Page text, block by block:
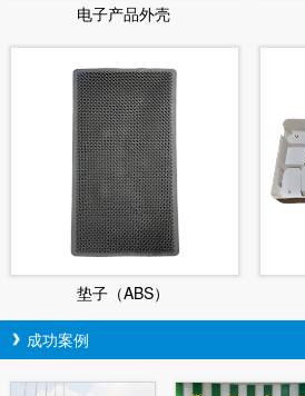
电子产品外壳
垫子（ABS）
成功案例